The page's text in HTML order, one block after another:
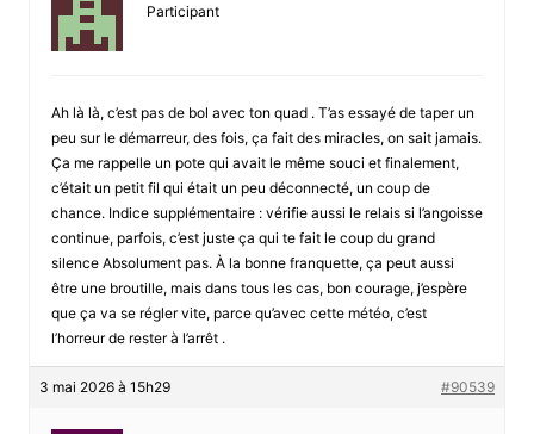
Participant
Ah là là, c’est pas de bol avec ton quad . T’as essayé de taper un
peu sur le démarreur, des fois, ça fait des miracles, on sait jamais.
Ça me rappelle un pote qui avait le même souci et finalement,
c’était un petit fil qui était un peu déconnecté, un coup de
chance. Indice supplémentaire : vérifie aussi le relais si l’angoisse
continue, parfois, c’est juste ça qui te fait le coup du grand
silence Absolument pas. À la bonne franquette, ça peut aussi
être une broutille, mais dans tous les cas, bon courage, j’espère
que ça va se régler vite, parce qu’avec cette météo, c’est
l’horreur de rester à l’arrêt .
3 mai 2026 à 15h29 #90539